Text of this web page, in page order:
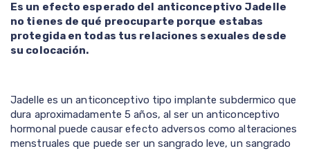
Es un efecto esperado del anticonceptivo Jadelle
no tienes de qué preocuparte porque estabas
protegida en todas tus relaciones sexuales desde
su colocación.
Jadelle es un anticonceptivo tipo implante subdermico que
dura aproximadamente 5 años, al ser un anticonceptivo
hormonal puede causar efecto adversos como alteraciones
menstruales que puede ser un sangrado leve, un sangrado